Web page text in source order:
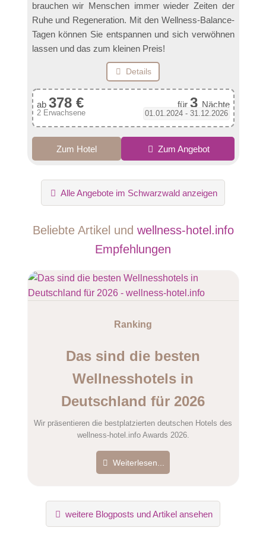
brauchen wir Menschen immer wieder Zeiten der
Ruhe und Regeneration. Mit den Wellness-Balance-
Tagen können Sie entspannen und sich verwöhnen
lassen und das zum kleinen Preis!
Details
ab 378 € für 3 Nächte
2 Erwachsene 01.01.2024 - 31.12.2026
Zum Hotel Zum Angebot
Alle Angebote im Schwarzwald anzeigen
Beliebte Artikel und wellness-hotel.info
Empfehlungen
Das sind die besten
Wellnesshotels in
Deutschland für 2026
Ranking
Wir präsentieren die bestplatzierten deutschen Hotels des
wellness-hotel.info Awards 2026.
Weiterlesen...
weitere Blogposts und Artikel ansehen